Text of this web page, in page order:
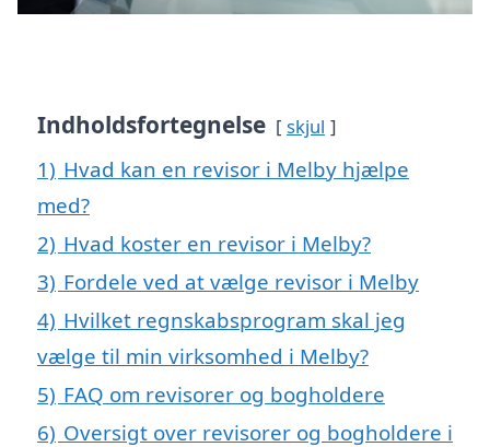
Indholdsfortegnelse skjul
1) Hvad kan en revisor i Melby hjælpe
med?
2) Hvad koster en revisor i Melby?
3) Fordele ved at vælge revisor i Melby
4) Hvilket regnskabsprogram skal jeg
vælge til min virksomhed i Melby?
5) FAQ om revisorer og bogholdere
6) Oversigt over revisorer og bogholdere i